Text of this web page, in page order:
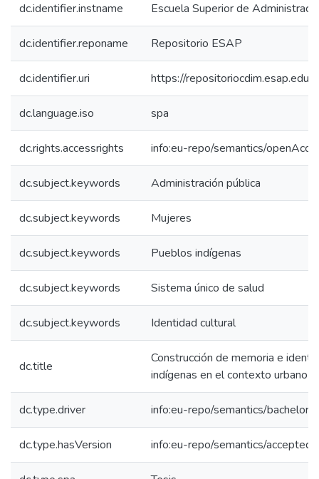
dc.identifier.instname Escuela Superior de
dc.identifier.reponame Repositorio ESAP
dc.identifier.uri https://
dc.language.iso spa
dc.rights.accessrights info:eu-repo/semantics/
dc.subject.keywords Administración pública
dc.subject.keywords Mujeres
dc.subject.keywords Pueblos indígenas
dc.subject.keywords Sistema único de salud
dc.subject.keywords Identidad cultural
dc.title
Construcción de memoria e
indígenas en el contexto urbano
dc.type.driver info:eu-repo/semantics/
dc.type.hasVersion info:eu-repo/semantics/